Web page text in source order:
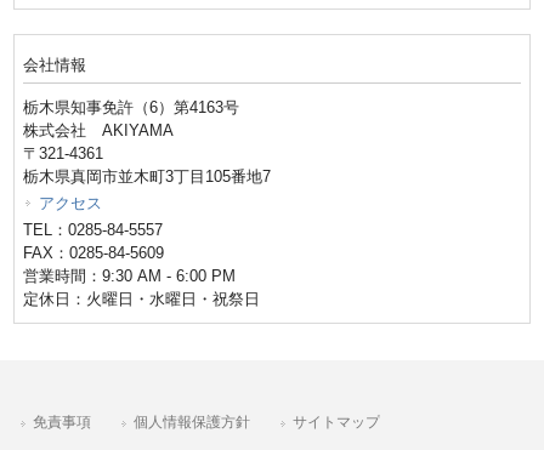
会社情報
栃木県知事免許（6）第4163号
株式会社 AKIYAMA
〒321-4361
栃木県真岡市並木町3丁目105番地7
アクセス
TEL：0285-84-5557
FAX：0285-84-5609
営業時間：9:30 AM - 6:00 PM
定休日：火曜日・水曜日・祝祭日
免責事項 個人情報保護方針 サイトマップ